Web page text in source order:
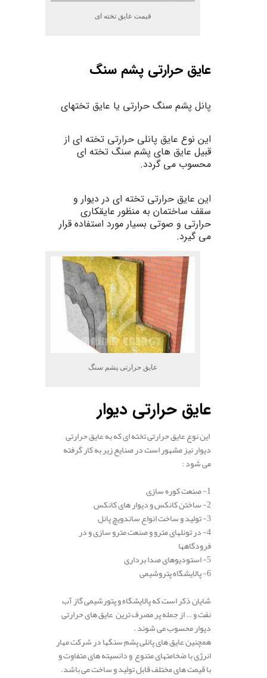
قیمت عایق تخته ای
عایق حرارتی پشم سنگ
پانل پشم سنگ حرارتی یا عایق تختهای
این نوع عایق پانلی حرارتی تخته ای از
قبیل عایق های پشم سنگ تخته ای
محسوب می گردد.
این عایق حرارتی تخته ای در دیوار و
سقف ساختمان به منظور عایقکاری
حرارتی و صوتی بسیار مورد استفاده قرار
می گیرد.
عایق حرارتی پشم سنگ
عایق حرارتی دیوار
این نوع عایق حرارتی تخته ای که به عایق حرارتی
دیوار نیز مشهور است در صنایع زیر به کار گرفته
می شود :
1- صنعت
کورهسازی
2- ساختنکانکس و دیوار های کانکس
3- تولید و ساخت انواع ساندویچ
پانل
4- در
تونلهای مترو و صنعت مترو سازی و در
فرودگاهها
5- استودیوهایصدابرداری
6- پالایشگاهپتروشیمی
شایان ذکر است که پالایشگاه و پتورشیمی گاز آب
نفت و … از جمله پر مصرف ترین عایق های حرارتی
دیوار محسوب می شوند .
همچنین عایق های پانلی پشم سنگها در شرکت مهار
انرژیباضخامتهای متنوعودانسیتههایمتفاوت و
با قیمت های مختلف قابل تولید و ساخت می باشد.